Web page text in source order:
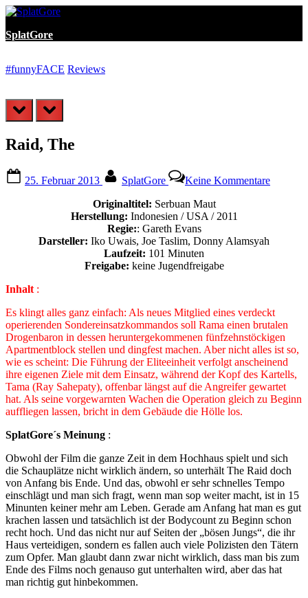
Skip
content
SplatGore
#funnyFACE Reviews
prev next
Raid, The
on
25. Februar 2013 SplatGore Keine KommentareRaid,
Originaltitel: Serbuan Maut
Herstellung: Indonesien / USA / 2011
Regie:: Gareth Evans
Darsteller: Iko Uwais, Joe Taslim, Donny Alamsyah
Laufzeit: 101 Minuten
Freigabe: keine Jugendfreigabe
Inhalt :
Es klingt alles ganz einfach: Als neues Mitglied eines verdeckt
operierenden Sondereinsatzkommandos soll Rama einen brutalen
Drogenbaron in dessen heruntergekommenen fünfzehnstöckigen
Apartmentblock stellen und dingfest machen. Aber nicht alles ist so,
wie es scheint: Die Führung der Eliteeinheit verfolgt anscheinend
ihre eigenen Ziele mit dem Einsatz, während der Kopf des Kartells,
Tama (Ray Sahepaty), offenbar längst auf die Angreifer gewartet
hat. Als seine vorgewarnten Wachen die Operation gleich zu Beginn
auffliegen lassen, bricht in dem Gebäude die Hölle los.
SplatGore´s Meinung :
Obwohl der Film die ganze Zeit in dem Hochhaus spielt und sich
die Schauplätze nicht wirklich ändern, so unterhält The Raid doch
von Anfang bis Ende. Und das, obwohl er sehr schnelles Tempo
einschlägt und man sich fragt, wenn man sop weiter macht, ist in 15
Minunten keiner mehr am Leben. Gerade am Anfang hat man es gut
krachen lassen und tatsächlich ist der Bodycount zu Beginn schon
recht hoch. Und das nicht nur auf Seiten der „bösen Jungs“, die ihr
Haus verteidigen, sondern es fallen auch viele Polizisten den Tätern
zum Opfer. Man glaubt dann zwar nicht wirklich, dass man bis zum
Ende des Films noch genauso gut unterhalten wird, aber das hat
man richtig gut hinbekommen.